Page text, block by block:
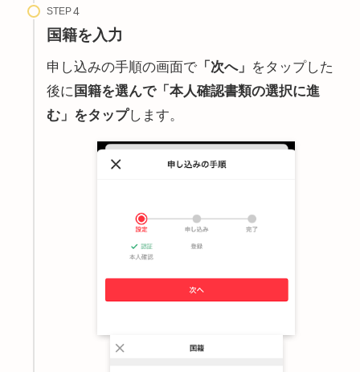
STEP
国籍を入力
申し込みの手順の画面で「次へ」 をタップした
後に 国籍を選んで「本人確認書類の選択に進
む」をタップします。